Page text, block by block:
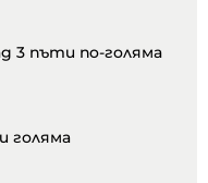
3 пъти пo-гoлямa
голяма